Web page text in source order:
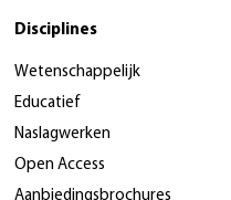
Disciplines
Wetenschappelijk
Educatief
Naslagwerken
Open Access
Aanbiedingsbrochures